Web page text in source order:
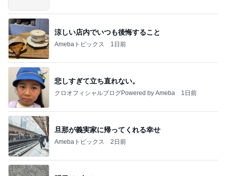
涼しい店内でいつも後悔すること
Amebaトピックス 1日前
悲しすぎて立ち直れない。
クロオフィシャルブログPowered by Ameba 1日前
旦那が義実家に帰ってくれる幸せ
Amebaトピックス 2日前